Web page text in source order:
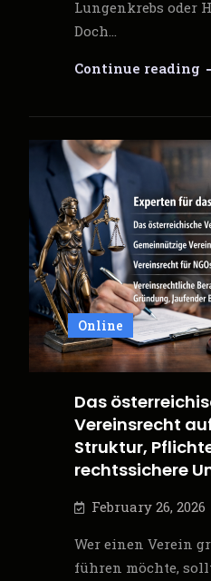
Lungenkrebs oder
Doch…
Continue reading
Online
Das
Vereinsrecht
Struktur,
rechtssichere
February 26, 2026
Wer einen Verein
führen möchte,